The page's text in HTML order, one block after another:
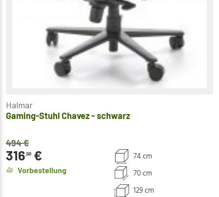
Halmar
Gaming-Stuhl Chavez - schwarz
494€
316,00 €
Vorbestellung
74 cm
70 cm
129 cm